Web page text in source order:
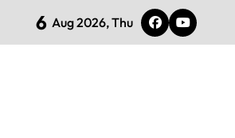
6 Aug 2026, Thu